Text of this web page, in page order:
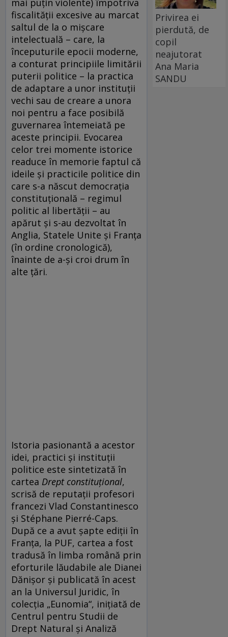
fiscalității excesive au marcat
saltul de la o mișcare
intelectuală – care, la
începuturile epocii moderne,
a conturat principiile limitării
puterii politice – la practica
de adaptare a unor instituții
vechi sau de creare a unora
noi pentru a face posibilă
guvernarea întemeiată pe
aceste principii. Evocarea
celor trei momente istorice
readuce în memorie faptul că
ideile și practicile politice din
care s-a născut democrația
constituțională – regimul
politic al libertății – au
apărut și s-au dezvoltat în
Anglia, Statele Unite și Franța
(în ordine cronologică),
înainte de a-și croi drum în
alte țări.
Istoria pasionantă a acestor
idei, practici și instituții
politice este sintetizată în
cartea Drept constituțional,
scrisă de reputații profesori
francezi Vlad Constantinesco
și Stéphane Pierré-Caps.
După ce a avut șapte ediții în
Franța, la PUF, cartea a fost
tradusă în limba română prin
eforturile lăudabile ale Dianei
Dănișor și publicată în acest
an la Universul Juridic, în
colecția „Eunomia“, inițiată de
Centrul pentru Studii de
Drept Natural și Analiză
Privirea ei
pierdută, de
copil
neajutorat
Ana Maria
SANDU